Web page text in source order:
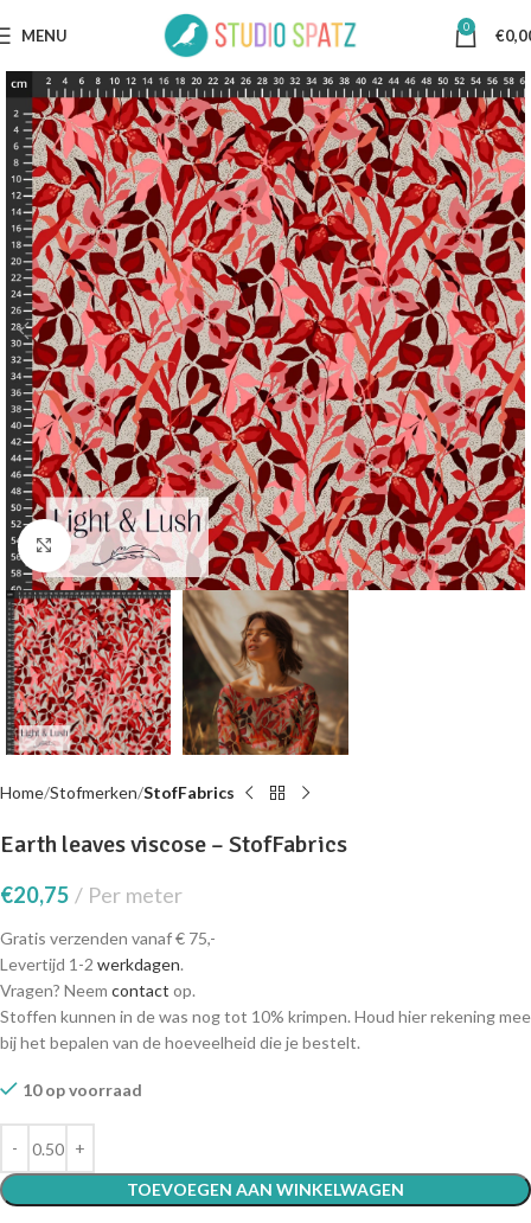
MENU 0 €
Click to enlarge
Home Stofmerken StofFabrics
Earth leaves viscose – StofFabrics
€20,75 Per meter
Gratis verzenden vanaf € 75,-
Levertijd 1-2 werkdagen.
Vragen? Neem contact op.
Stoffen kunnen in de was nog tot 10% krimpen. Houd hier rekening mee
bij het bepalen van de hoeveelheid die je bestelt.
10 op voorraad
TOEVOEGEN AAN WINKELWAGEN